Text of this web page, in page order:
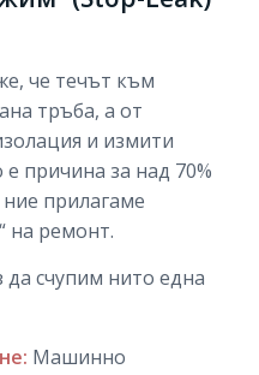
че течът към
тръба, а от
и измити
причина за над 70%
прилагаме
на ремонт.
да счупим нито една
Машинно